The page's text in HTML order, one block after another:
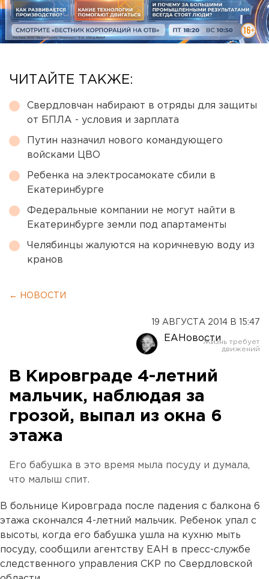
ЧИТАЙТЕ ТАКЖЕ:
Свердловчан набирают в отряды для защиты
от БПЛА - условия и зарплата
Путин назначил нового командующего
войсками ЦВО
Ребенка на электросамокате сбили в
Екатеринбурге
Федеральные компании не могут найти в
Екатеринбурге земли под апартаменты
Челябинцы жалуются на коричневую воду из
кранов
← НОВОСТИ
19 АВГУСТА 2014 В 15:47
ЕАНовости
В Кировграде 4-летний
мальчик, наблюдая за
грозой, выпал из окна 6
этажа
Его бабушка в это время мыла посуду и думала,
что малыш спит.
В больнице Кировграда после падения с балкона 6
этажа скончался 4-летний мальчик. Ребенок упал с
высоты, когда его бабушка ушла на кухню мыть
посуду, сообщили агентству ЕАН в пресс-службе
следственного управления СКР по Свердловской